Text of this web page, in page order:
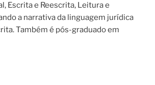
Escrita e Reescrita, Leitura e
a narrativa da linguagem jurídica
Também é pós-graduado em